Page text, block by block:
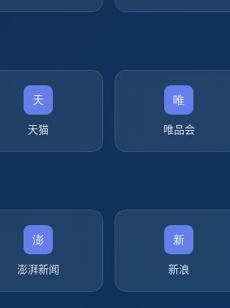
天猫 唯品会
澎湃新闻 新浪